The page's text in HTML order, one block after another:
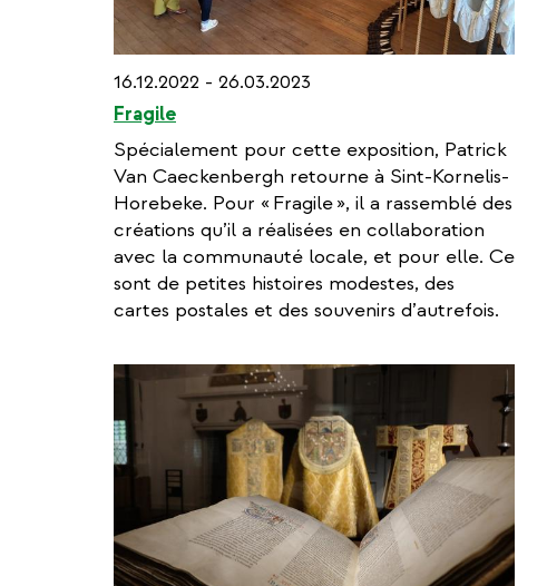
16.12.2022 - 26.03.2023
Fragile
Spécialement pour cette exposition, Patrick
Van Caeckenbergh retourne à Sint-Kornelis-
Horebeke. Pour « Fragile », il a rassemblé des
créations qu’il a réalisées en collaboration
avec la communauté locale, et pour elle. Ce
sont de petites histoires modestes, des
cartes postales et des souvenirs d’autrefois.